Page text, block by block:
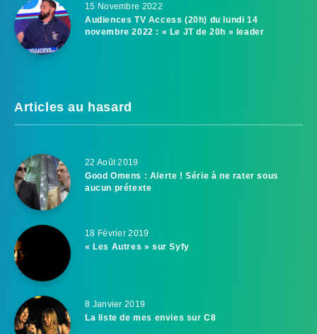
15 Novembre 2022
Audiences TV Access (20h) du lundi 14
novembre 2022 : « Le JT de 20h » leader
Articles au hasard
22 Août 2019
Good Omens : Alerte ! Série à ne rater sous
aucun prétexte
18 Février 2019
« Les Autres » sur Syfy
8 Janvier 2019
La liste de mes envies sur C8